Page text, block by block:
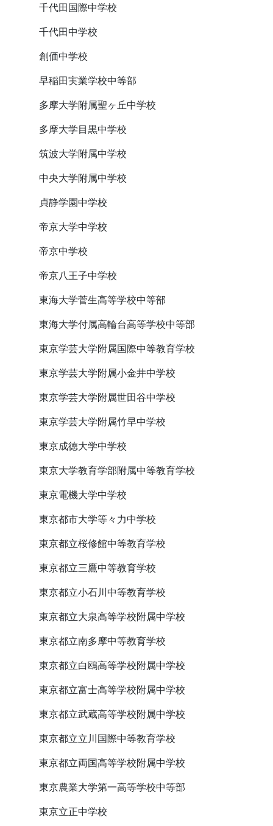
千代田国際中学校
千代田中学校
創価中学校
早稲田実業学校中等部
多摩大学附属聖ヶ丘中学校
多摩大学目黒中学校
筑波大学附属中学校
中央大学附属中学校
貞静学園中学校
帝京大学中学校
帝京中学校
帝京八王子中学校
東海大学菅生高等学校中等部
東海大学付属高輪台高等学校中等部
東京学芸大学附属国際中等教育学校
東京学芸大学附属小金井中学校
東京学芸大学附属世田谷中学校
東京学芸大学附属竹早中学校
東京成徳大学中学校
東京大学教育学部附属中等教育学校
東京電機大学中学校
東京都市大学等々力中学校
東京都立桜修館中等教育学校
東京都立三鷹中等教育学校
東京都立小石川中等教育学校
東京都立大泉高等学校附属中学校
東京都立南多摩中等教育学校
東京都立白鴎高等学校附属中学校
東京都立富士高等学校附属中学校
東京都立武蔵高等学校附属中学校
東京都立立川国際中等教育学校
東京都立両国高等学校附属中学校
東京農業大学第一高等学校中等部
東京立正中学校